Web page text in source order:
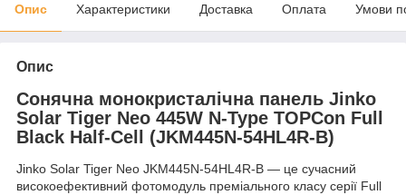
Опис Характеристики Доставка Оплата Умови
Опис
Сонячна монокристалічна панель Jinko
Solar Tiger Neo 445W N-Type TOPCon Full
Black Half-Cell (JKM445N-54HL4R-B)
Jinko Solar Tiger Neo JKM445N-54HL4R-B — це сучасний
високоефективний фотомодуль преміального класу серії Full